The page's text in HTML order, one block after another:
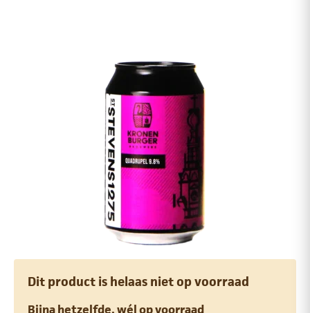
Dit product is helaas niet op voorraad